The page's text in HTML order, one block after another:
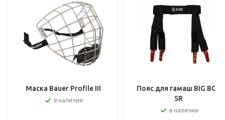
Маска Bauer Profile III
в наличии
Пояс для гамаш BIG BOY
SR
в наличии